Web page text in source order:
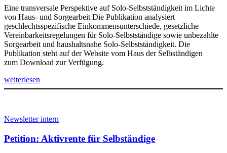
Eine transversale Perspektive auf Solo-Selbstständigkeit im Lichte
von Haus- und Sorgearbeit Die Publikation analysiert
geschlechtsspezifische Einkommensunterschiede, gesetzliche
Vereinbarkeitsregelungen für Solo-Selbstständige sowie unbezahlte
Sorgearbeit und haushaltsnahe Solo-Selbstständigkeit. Die
Publikation steht auf der Website vom Haus der Selbständigen
zum Download zur Verfügung.
weiterlesen
Newsletter intern
Petition: Aktivrente für Selbständige